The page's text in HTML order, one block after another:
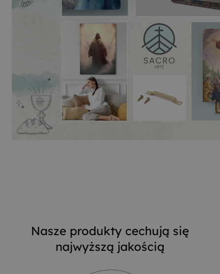
Nasze produkty cechują się
najwyższą jakością